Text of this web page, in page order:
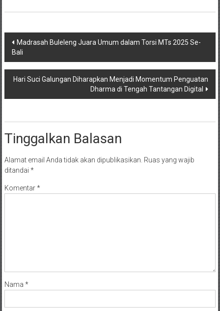
Navigasi
pos
Madrasah Buleleng Juara Umum dalam Torsi MTs 2025 Se-
Bali
Hari Suci Galungan Diharapkan Menjadi Momentum Penguatan
Dharma di Tengah Tantangan Digital
Tinggalkan Balasan
Alamat email Anda tidak akan dipublikasikan. Ruas yang wajib
ditandai *
Komentar*
Nama *